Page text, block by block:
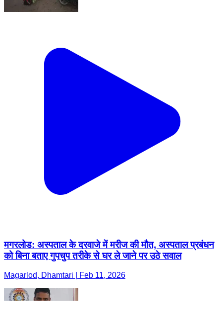
मगरलोड: अस्पताल के दरवाजे में मरीज की मौत, अस्पताल प्रबंधन
को बिना बताए गुपचुप तरीके से घर ले जाने पर उठे सवाल
Magarlod, Dhamtari | Feb 11, 2026